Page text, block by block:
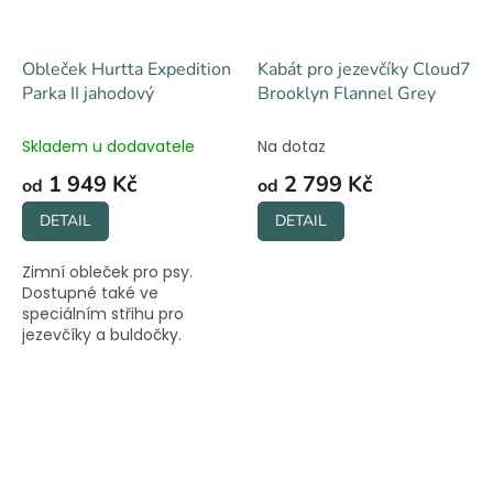
Obleček Hurtta Expedition
Parka II jahodový
Skladem u dodavatele
od 1 949 Kč
DETAIL
Zimní obleček pro psy.
Dostupné také ve
speciálním střihu pro
jezevčíky a buldočky.
Kabát pro jezevčíky Cloud7
Brooklyn Flannel Grey
Na dotaz
od 2 799 Kč
DETAIL